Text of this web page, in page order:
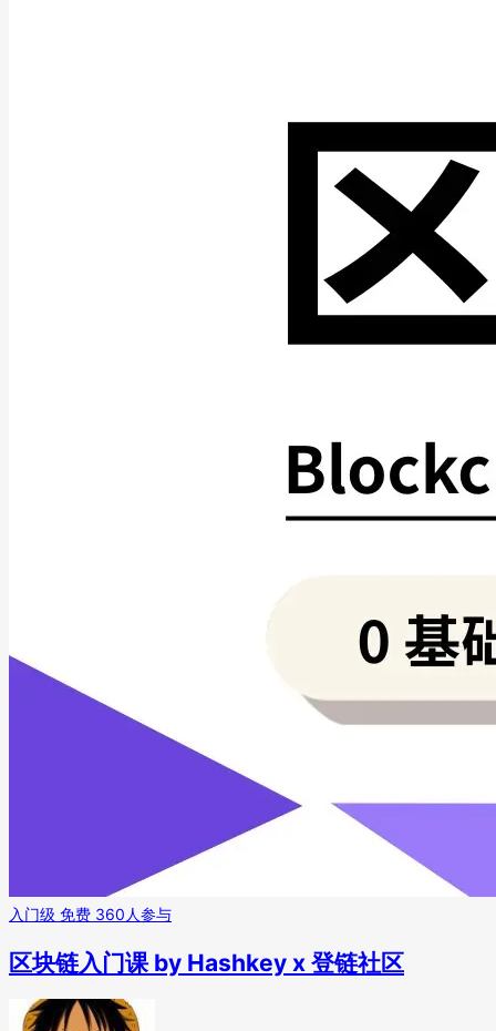
入门级 免费 360人参与
区块链入门课 by Hashkey x 登链社区